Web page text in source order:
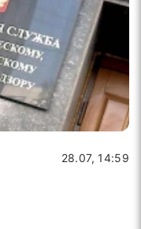
28.07, 14:59